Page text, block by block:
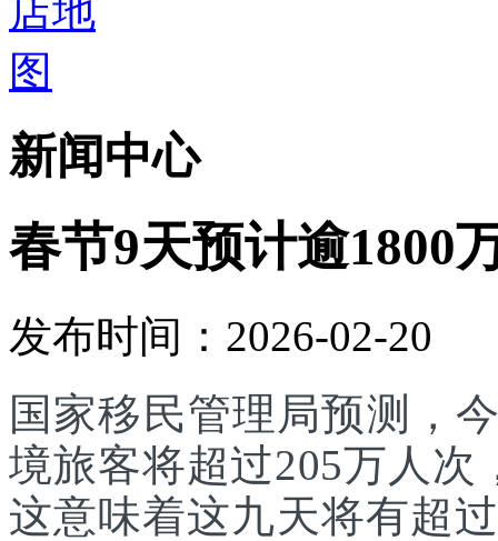
新闻中心
春节9天预计逾1800
发布时间：2026-02-20
国家移民管理局预测，
境旅客将超过205万人次
这意味着这九天将有超